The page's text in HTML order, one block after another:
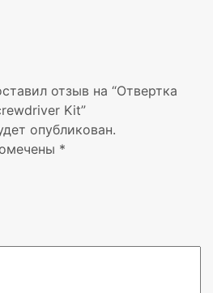
отзыв на “Отвертка
Kit”
опубликован.
*